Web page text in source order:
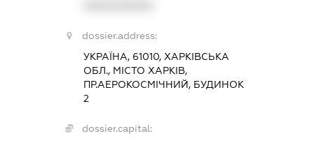
dossier.address:
УКРАЇНА, 61010, ХАРКІВСЬКА
ОБЛ., МІСТО ХАРКІВ,
ПР.АЕРОКОСМІЧНИЙ, БУДИНОК
2
dossier.capital: